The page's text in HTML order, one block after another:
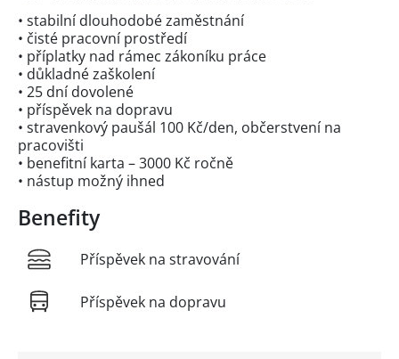
• stabilní dlouhodobé zaměstnání
• čisté pracovní prostředí
• příplatky nad rámec zákoníku práce
• důkladné zaškolení
• 25 dní dovolené
• příspěvek na dopravu
• stravenkový paušál 100 Kč/den, občerstvení na
pracovišti
• benefitní karta – 3000 Kč ročně
• nástup možný ihned
Benefity
Příspěvek na stravování
Příspěvek na dopravu